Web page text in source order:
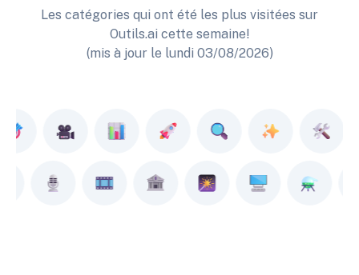
Les catégories qui ont été les plus visitées sur
Outils.ai cette semaine!
(mis à jour le lundi 03/08/2026)